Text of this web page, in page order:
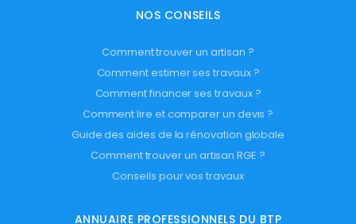
NOS CONSEILS
Comment trouver un artisan ?
Comment estimer ses travaux ?
Comment financer ses travaux ?
Comment lire et comparer un devis ?
Guide des aides de la rénovation globale
Comment trouver un artisan RGE ?
Conseils pour vos travaux
ANNUAIRE PROFESSIONNELS DU BTP